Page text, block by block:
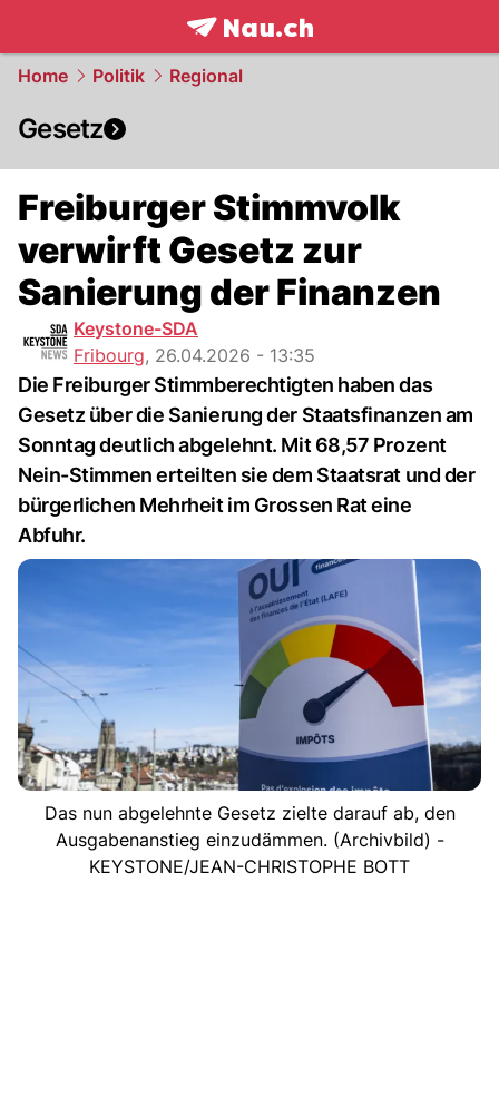
frontpage.NAU.ch
Home Politik Regional
Gesetz
Freiburger Stimmvolk
verwirft Gesetz zur
Sanierung der Finanzen
Keystone-SDA
Fribourg, 26.04.2026 - 13:35
Die Freiburger Stimmberechtigten haben das
Gesetz über die Sanierung der Staatsfinanzen am
Sonntag deutlich abgelehnt. Mit 68,57 Prozent
Nein-Stimmen erteilten sie dem Staatsrat und der
bürgerlichen Mehrheit im Grossen Rat eine
Abfuhr.
Das nun abgelehnte Gesetz zielte darauf ab, den
Ausgabenanstieg einzudämmen. (Archivbild) -
KEYSTONE/JEAN-CHRISTOPHE BOTT